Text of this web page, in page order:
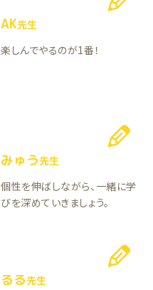
AK先生
楽しんでやるのが1番！
みゅう先生
個性を伸ばしながら、一緒に学
びを深めていきましょう。
るる先生